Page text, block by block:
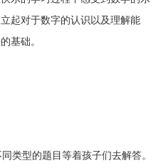
起对于数字的认识以及理解能
基础。
类型的题目等着孩子们去解答。